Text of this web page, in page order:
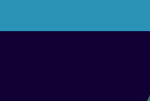
pääsisältöön